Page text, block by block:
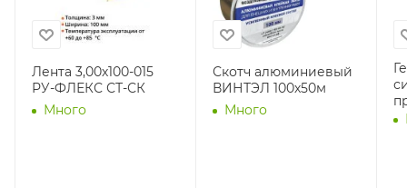
Лента 3,00х100-015
РУ-ФЛЕКС СТ-СК
Много
Скотч алюминиевый
ВИНТЭЛ 100х50м
Много